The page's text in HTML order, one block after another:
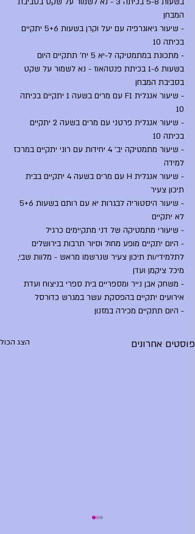
המבחן
- שיעור גיאוגרפיה עם יעל וקרן בשעות 5+6 יתקיים
בכיתה 10
- מתכונת במתמטיקה ל-יא 5 יח' תתקיים היום
בשעות 1-6 בכיתת פנטהאוז - נא לשמור על שקט
בסביבת המבחן
- שיעור אנגלית F1 עם מרים בשעה 1 יתקיים בכיתה
10
- שיעור אנגלית פרטני עם מרים בשעה 2 יתקיים
בכיתה 10
- שיעור מתמטיקה יב' 4 יחידות עם רוני יתקיים במרכז
למידה
- שיעור אנגלית H עם מרים בשעה 4 יתקיים בבית
תיכון צעיר
לא יתקיים
- שיעורי מתמטיקה של דני מתקיימים כרגיל
- היום יתקיים מופע מחול וסיור תרבות בירושלים
לתלמידי/ות תיכון צעיר שנרשמו מראש - מלוות שבי,
מיכל ציקמן ועדן
- משחק אבן נייר ומספריים בית ספרי בניצוח ועדת
אירועים יתקיים בהפסקת עשר במגרש כדורסל
- היום תתקיים מכירה במזנון
פוסטים אחרונים הצג הכול